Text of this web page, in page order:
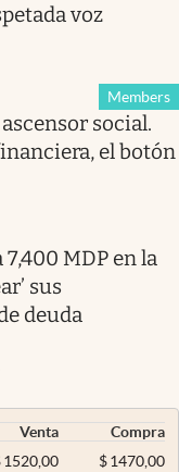
voz
Members
social.
el botón
MDP en la
sus
deuda
Venta
Compra
1520,00 $1470,00